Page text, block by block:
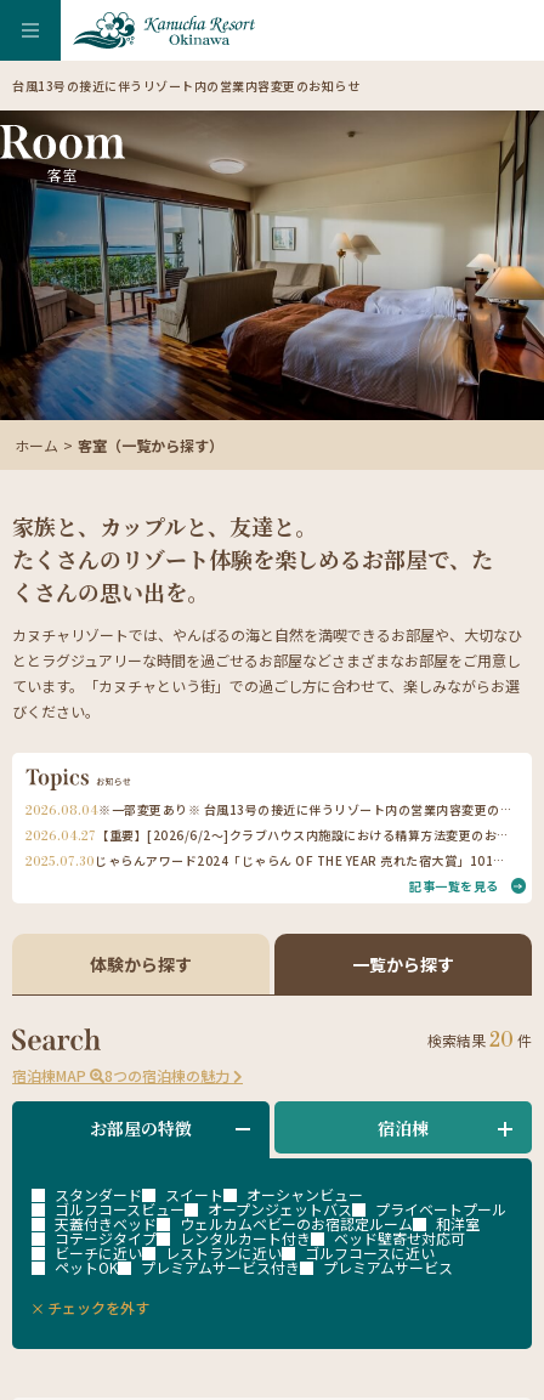
台風13号の接近に伴うリゾート内の営業内容変更のお知らせ
客室
ホーム 客室（一覧から探す）
家族と、カップルと、友達と。
たくさんのリゾート体験を楽しめるお部屋で、た
くさんの思い出を。
カヌチャリゾートでは、やんばるの海と自然を満喫できるお部屋や、大切なひ
ととラグジュアリーな時間を過ごせるお部屋などさまざまなお部屋をご用意し
ています。「カヌチャという街」での過ごし方に合わせて、楽しみながらお選
びください。
2026.08.04 ※一部変更あり※ 台風13号の接近に伴うリゾート内の営業内容変更のお知らせ
2026.04.27 【重要】[2026/6/2～]クラブハウス内施設における精算方法変更のお知らせ（ご宿泊のお客様へ）
2025.07.30
じゃらんアワード2024「じゃらん OF THE YEAR 売れた宿大賞」101〜300室部門で第1位を受賞
記事一覧を見る
体験から探す 一覧から探す
検索結果20 件
宿泊棟MAP
8つの宿泊棟の魅力
お部屋の特徴 宿泊棟
スタンダード スイート オーシャンビュー
ゴルフコースビュー オープンジェットバス プライベートプール
天蓋付きベッド ウェルカムベビーのお宿認定ルーム 和洋室
コテージタイプ レンタルカート付き ベッド壁寄せ対応可
ビーチに近い レストランに近い ゴルフコースに近い
ペットOK プレミアムサービス付き
プレミアムサービス
チェックを外す